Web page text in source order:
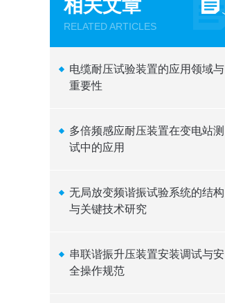
相关文章
RELATED ARTICLES
电缆耐压试验装置的应用领域与
重要性
多倍频感应耐压装置在变电站测
试中的应用
无局放变频谐振试验系统的结构
与关键技术研究
串联谐振升压装置安装调试与安
全操作规范